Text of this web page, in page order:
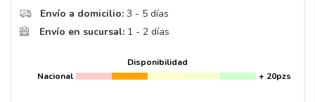
Envío a domicilio: 3 - 5 días
Envío en sucursal: 1 - 2 días
Disponibilidad
Nacional
+ 20pzs
10.
265